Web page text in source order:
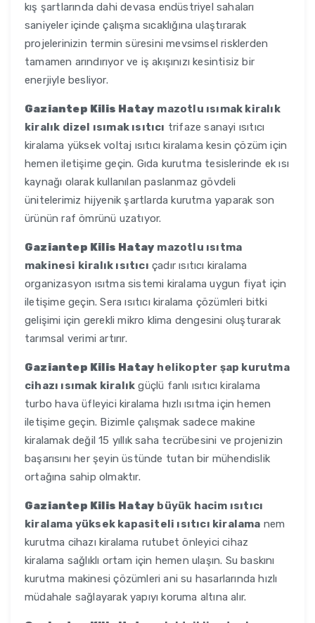
kış şartlarında dahi devasa endüstriyel sahaları
saniyeler içinde çalışma sıcaklığına ulaştırarak
projelerinizin termin süresini mevsimsel risklerden
tamamen arındırıyor ve iş akışınızı kesintisiz bir
enerjiyle besliyor.
Gaziantep Kilis Hatay mazotlu ısımak kiralık
kiralık dizel ısımak ısıtıcı trifaze sanayi ısıtıcı
kiralama yüksek voltaj ısıtıcı kiralama kesin çözüm için
hemen iletişime geçin. Gıda kurutma tesislerinde ek ısı
kaynağı olarak kullanılan paslanmaz gövdeli
ünitelerimiz hijyenik şartlarda kurutma yaparak son
ürünün raf ömrünü uzatıyor.
Gaziantep Kilis Hatay mazotlu ısıtma
makinesi kiralık ısıtıcı çadır ısıtıcı kiralama
organizasyon ısıtma sistemi kiralama uygun fiyat için
iletişime geçin. Sera ısıtıcı kiralama çözümleri bitki
gelişimi için gerekli mikro klima dengesini oluşturarak
tarımsal verimi artırır.
Gaziantep Kilis Hatay helikopter şap kurutma
cihazı ısımak kiralık güçlü fanlı ısıtıcı kiralama
turbo hava üfleyici kiralama hızlı ısıtma için hemen
iletişime geçin. Bizimle çalışmak sadece makine
kiralamak değil 15 yıllık saha tecrübesini ve projenizin
başarısını her şeyin üstünde tutan bir mühendislik
ortağına sahip olmaktır.
Gaziantep Kilis Hatay büyük hacim ısıtıcı
kiralama yüksek kapasiteli ısıtıcı kiralama nem
kurutma cihazı kiralama rutubet önleyici cihaz
kiralama sağlıklı ortam için hemen ulaşın. Su baskını
kurutma makinesi çözümleri ani su hasarlarında hızlı
müdahale sağlayarak yapıyı koruma altına alır.